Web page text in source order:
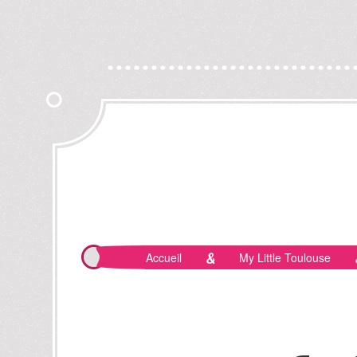
Accueil My Little Toulouse